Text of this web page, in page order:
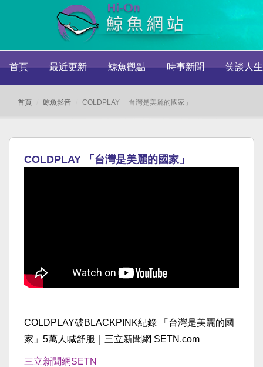
首頁 最近更新 鯨魚觀點 時事新聞 笑談人生
首頁 鯨魚影音 COLDPLAY 「台灣是美麗的國家」
COLDPLAY 「台灣是美麗的國家」
COLDPLAY破BLACKPINK紀錄 「台灣是美麗的國
家」5萬人喊舒服｜三立新聞網 SETN.com
三立新聞網SETN